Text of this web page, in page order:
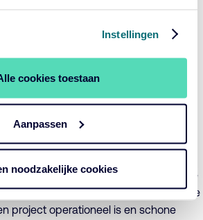
Instellingen
cookies toestaan
Aanpassen
noodzakelijke cookies
projecten die CFM kan opzetten
Managers, financiert
energieprojecten in opkomende
vermogen van publieke en private
project operationeel is en schone